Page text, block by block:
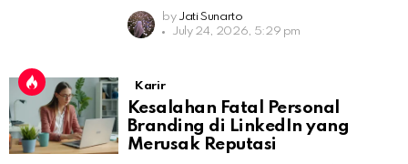
by Jati Sunarto
July 24, 2026, 5:29 pm
Karir
Kesalahan Fatal Personal
Branding di LinkedIn yang
Merusak Reputasi